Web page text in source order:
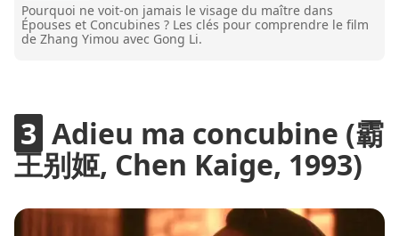
Pourquoi ne voit-on jamais le visage du maître dans
Épouses et Concubines ? Les clés pour comprendre le film
de Zhang Yimou avec Gong Li.
Adieu ma concubine (霸
王别姬, Chen Kaige, 1993)